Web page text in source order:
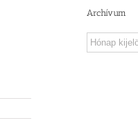
Archívum
Archívum